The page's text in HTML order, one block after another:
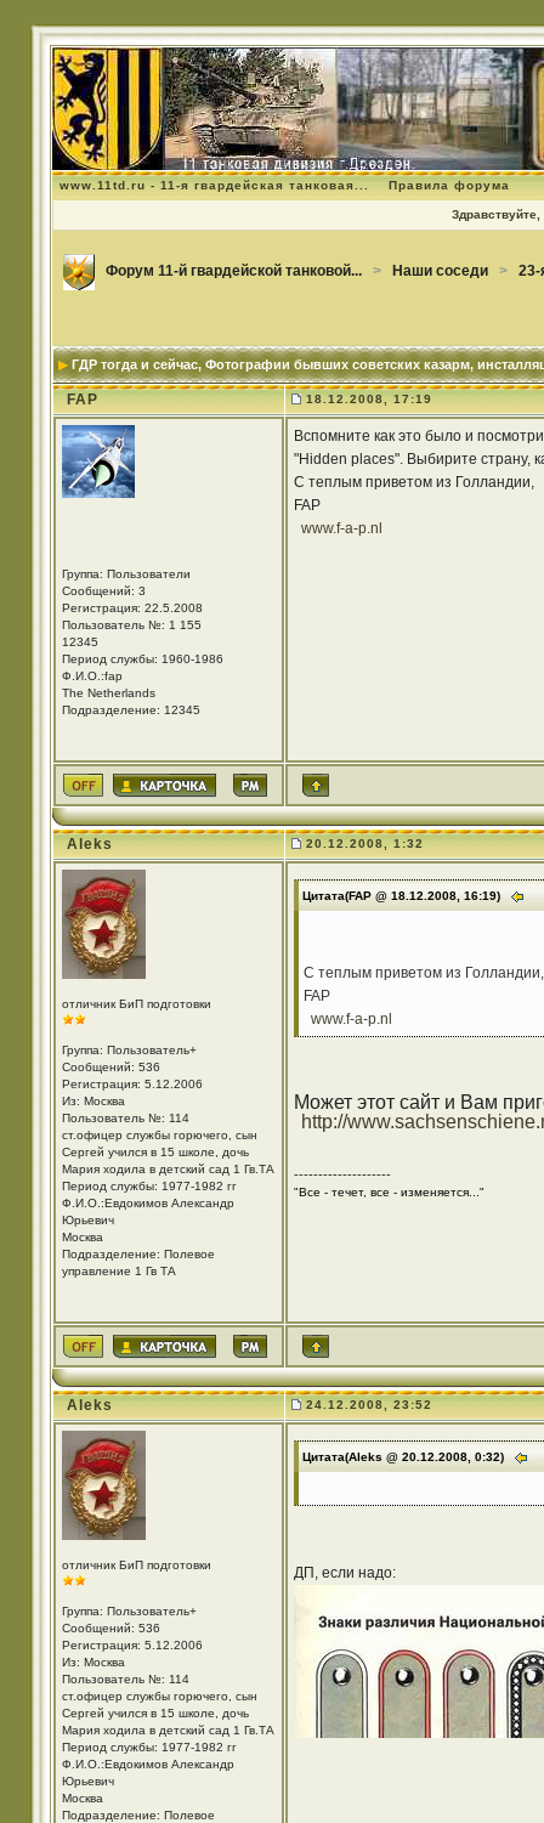
www.11td.ru - 11-я гвардейская танковая... Правила форума
Здравствуйте,
Форум 11-й гвардейской танковой... > Наши соседи > 23-
ГДР тогда и сейчас, Фотографии бывших советских казарм,
FAP 18.12.2008, 17:19
Группа: Пользователи
Сообщений: 3
Регистрация: 22.5.2008
Пользователь №: 1 155
12345
Период службы: 1960-1986
Ф.И.О.:fap
The Netherlands
Подразделение: 12345
Вспомните как это было и
"Hidden places". Выбирите страну,
С теплым приветом из Голландии,
FAP
www.f-a-p.nl
Aleks 20.12.2008, 1:32
отличник БиП подготовки
Группа: Пользователь+
Сообщений: 536
Регистрация: 5.12.2006
Из: Москва
Пользователь №: 114
ст.офицер службы горючего, сын
Сергей учился в 15 школе, дочь
Мария ходила в детский сад 1 Гв.ТА
Период службы: 1977-1982 гг
Ф.И.О.:Евдокимов Александр
Юрьевич
Москва
Подразделение: Полевое
управление 1 Гв ТА
Цитата(FAP @ 18.12.2008, 16:19)
С теплым приветом из Голландии,
FAP
www.f-a-p.nl
Может этот сайт и Вам
http://
--------------------
"Все - течет, все - изменяется..."
Aleks 24.12.2008, 23:52
отличник БиП подготовки
Группа: Пользователь+
Сообщений: 536
Регистрация: 5.12.2006
Из: Москва
Пользователь №: 114
ст.офицер службы горючего, сын
Сергей учился в 15 школе, дочь
Мария ходила в детский сад 1 Гв.ТА
Период службы: 1977-1982 гг
Ф.И.О.:Евдокимов Александр
Юрьевич
Москва
Подразделение: Полевое
Цитата(Aleks @ 20.12.2008, 0:32)
ДП, если надо: